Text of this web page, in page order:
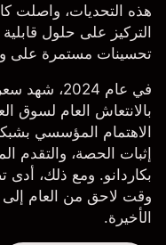
هذه التحديات، واصلت
التركيز على حلول
تحسينات مستمرة على
بالانتعاش العام لسوق
الاهتمام المؤسسي
إثبات الحصة، والتقدم
بكاردانو. ومع ذلك،
وقت لاحق من العام إلى
الأخيرة.